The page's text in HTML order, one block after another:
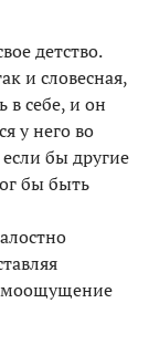
детство.
и словесная,
в себе, и он
у него во
бы другие
бы быть